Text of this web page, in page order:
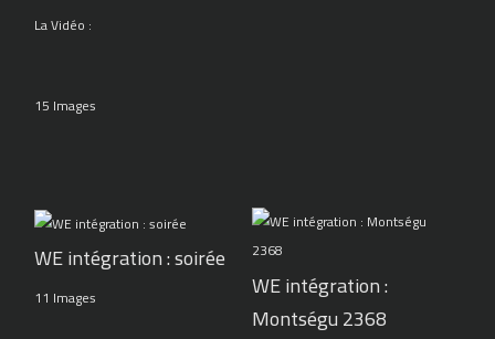
La Vidéo :
15 Images
WE intégration : soirée
11 Images
WE intégration :
Montségu 2368